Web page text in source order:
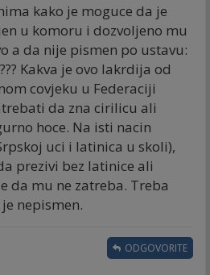
kako je moguce da je
u komoru i dozvoljeno mu
a da nije pismen po ustavu:
Kakva je ovo lakrdija od
covjeku u Federaciji
da zna cirilicu ali
hoce. Na isti nacin
uci i latinica u skoli),
prezivi bez latinice ali
da mu ne zatreba. Treba
nepismen.
ODGOVORITE